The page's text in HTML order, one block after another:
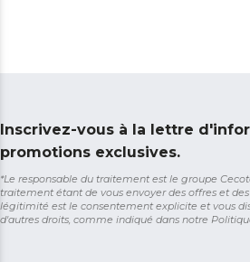
Inscrivez-vous à la lettre
promotions exclusives.
*Le responsable du traitement est le groupe
traitement étant de vous envoyer des offres et
légitimité est le consentement explicite et vous
d'autres droits, comme indiqué dans notre